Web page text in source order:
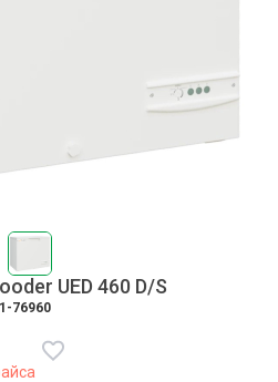
UED 460 D/S
76960